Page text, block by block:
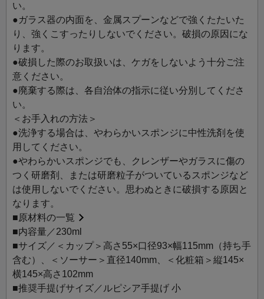
い。
●ガラス器の内面を、金属スプーンなどで強くたたいた
り、強くこすったりしないでください。破損の原因にな
ります。
●破損した際のお取扱いは、ケガをしないよう十分ご注
意ください。
●廃棄する際は、各自治体の指示に従い分別してくださ
い。
＜お手入れの方法＞
●洗浄する場合は、やわらかいスポンジに中性洗剤を使
用してください。
●やわらかいスポンジでも、クレンザーやガラスに傷の
つく研磨剤、または研磨粒子がついているスポンジなど
は使用しないでください。思わぬときに破損する原因と
なります。
■原材料の一覧
■内容量／230ml
■サイズ／＜カップ＞高さ55×口径93×幅115mm（持ち手
含む）、＜ソーサー＞直径140mm、＜化粧箱＞縦145×
横145×高さ102mm
■推奨手提げサイズ／ルピシア手提げ 小